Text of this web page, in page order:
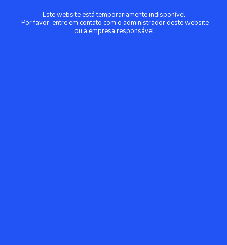
Este website está temporariamente indisponível.
Por favor, entre em contato com o administrador deste website
ou a empresa responsável.